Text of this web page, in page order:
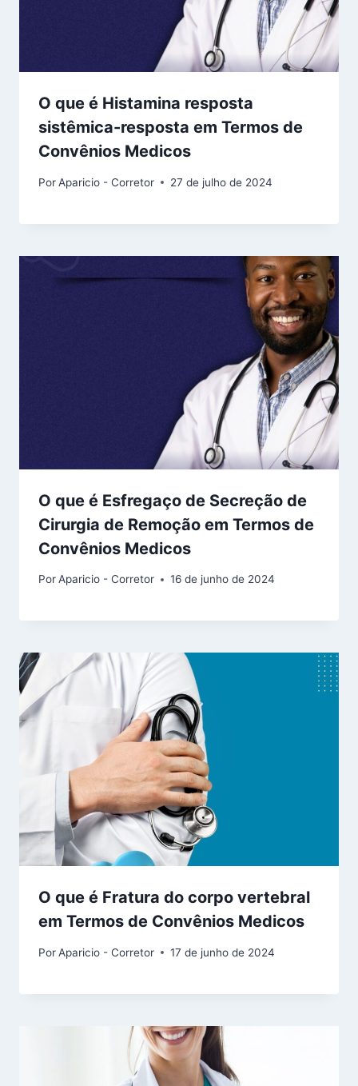
O que é Histamina resposta
sistêmica-resposta em Termos de
Convênios Medicos
PorAparicio - Corretor 27 de julho de 2024
O que é Esfregaço de Secreção de
Cirurgia de Remoção em Termos de
Convênios Medicos
PorAparicio - Corretor 16 de junho de 2024
O que é Fratura do corpo vertebral
em Termos de Convênios Medicos
PorAparicio - Corretor 17 de junho de 2024